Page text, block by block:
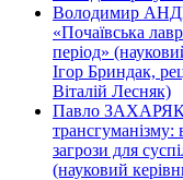
Володимир
«Почаївська
період»
Ігор Бриндак,
Віталій Лесняк)
Павло
трансгуманізму:
загрози для
(науковий